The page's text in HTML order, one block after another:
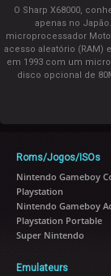
O Sharp X68000,
apenas no
microprocessador
acesso aleatório
em 1993 com um
disco opcional de
Roms/Jogos/ISOs
Nintendo Gameboy
Playstation
Nintendo Gameboy
Playstation Portable
Super Nintendo
Emulateurs